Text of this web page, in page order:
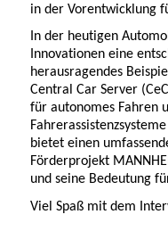
in der Vorentwicklung
In der heutigen
Innovationen eine
herausragendes
Central Car Server
für autonomes Fahren
bietet einen
Förderprojekt
und seine Bedeutung
Viel Spaß mit dem